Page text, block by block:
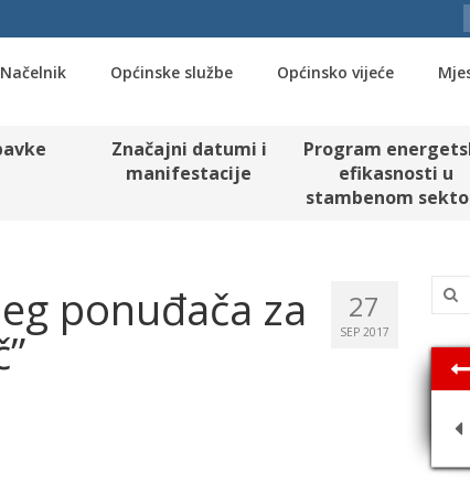
Načelnik Općinske službe Općinsko vijeće
Značajni datumi i
manifestacije
Program
efikasnosti u
stambenom
27
SEP 2017
ponuđača za
for: